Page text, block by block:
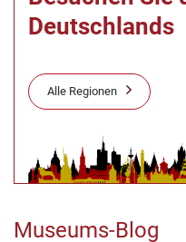
Deutschlands
Alle Regionen
Museums-Blog